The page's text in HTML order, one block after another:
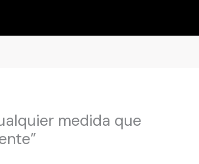
medida que